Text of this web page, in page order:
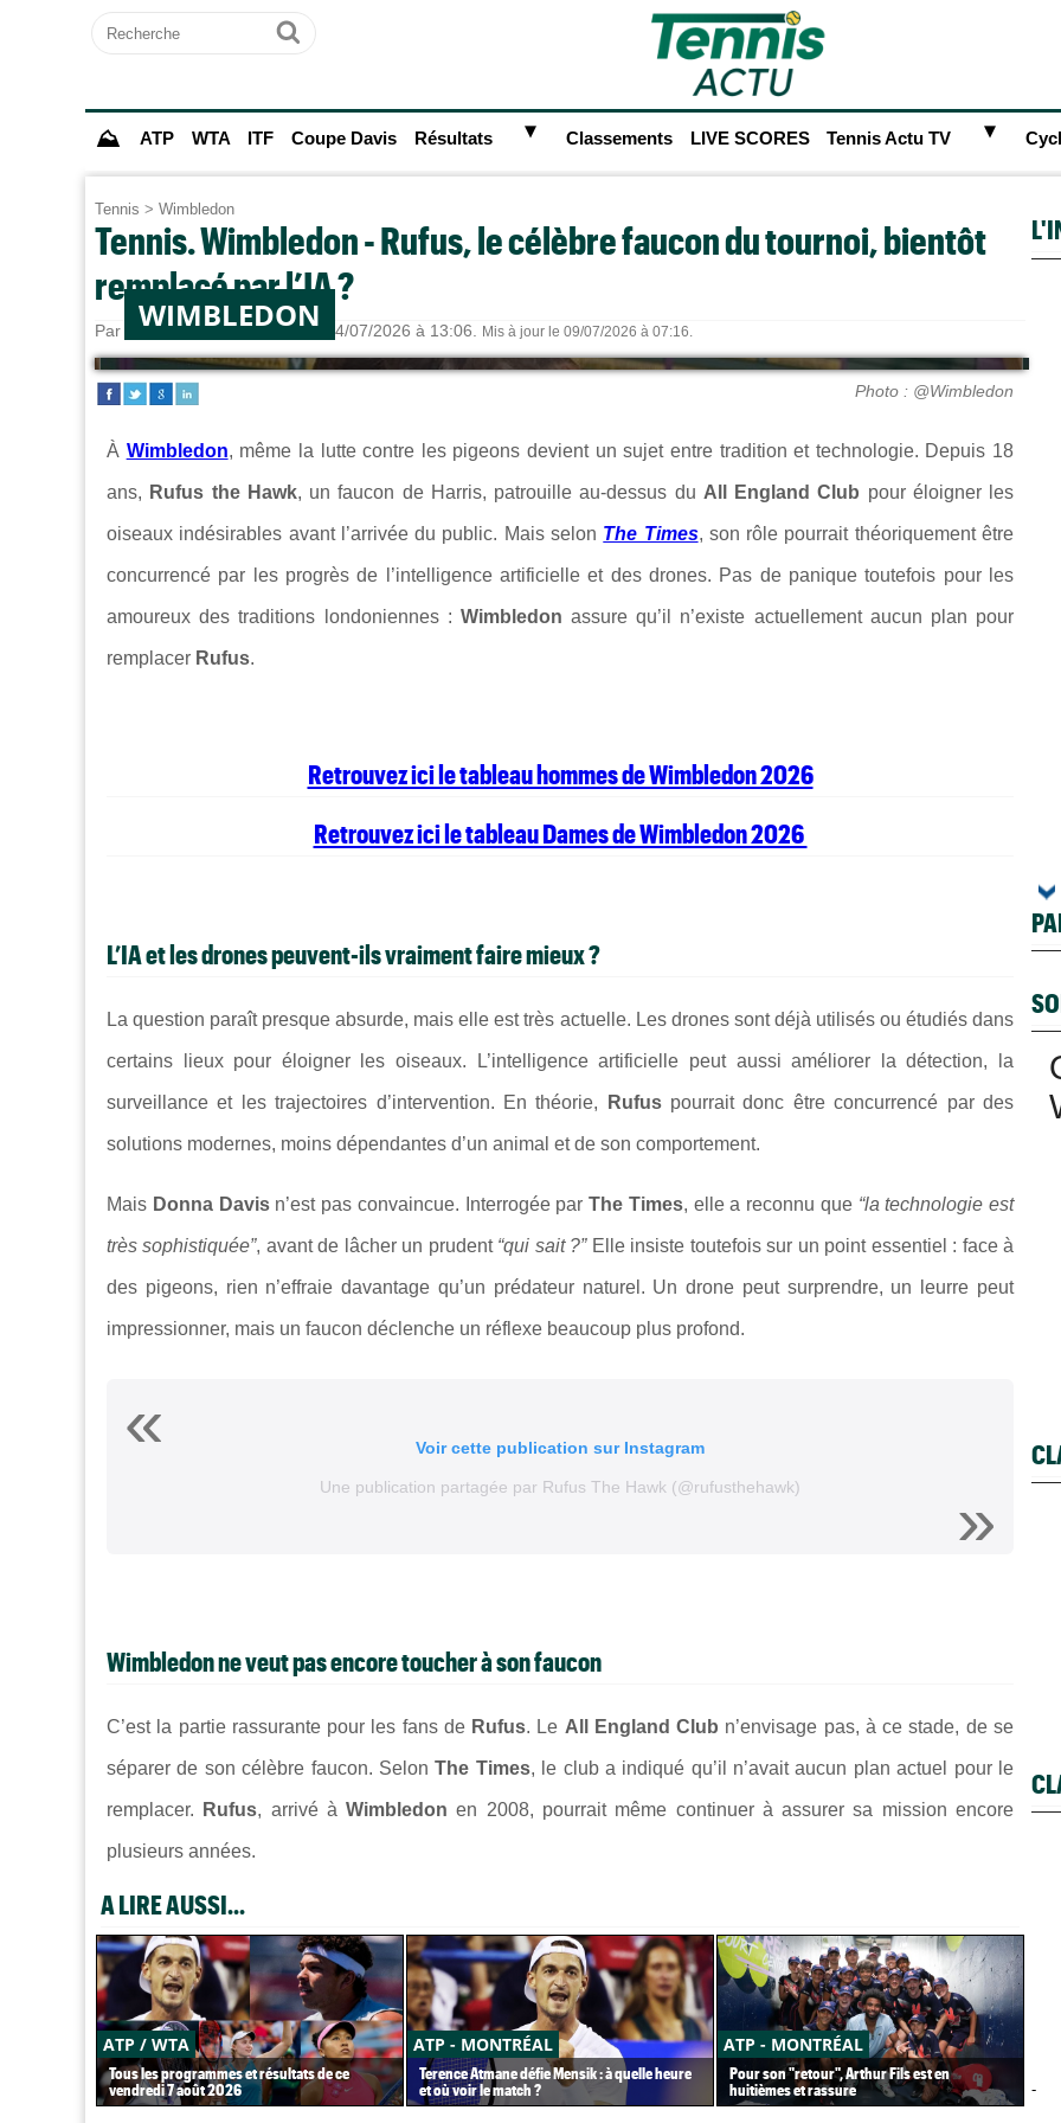
Recherche
Ok
⛰ ATP WTA ITF Coupe Davis Résultats ► Classements LIVE SCORES Tennis Actu TV ►
Tennis > Wimbledon
Tennis. Wimbledon - Rufus, le célèbre faucon du tournoi, bientôt
remplacé par l’IA ?
Par Alexandre HERCHEUX le 04/07/2026 à 13:06. Mis à jour le 09/07/2026 à 07:16.
WIMBLEDON
Photo : @Wimbledon
À Wimbledon, même la lutte contre les pigeons devient un sujet entre tradition et technologie. Depuis 18
ans, Rufus the Hawk, un faucon de Harris, patrouille au-dessus du All England Club pour éloigner les
oiseaux indésirables avant l’arrivée du public. Mais selon The Times, son rôle pourrait théoriquement être
concurrencé par les progrès de l’intelligence artificielle et des drones. Pas de panique toutefois pour les
amoureux des traditions londoniennes : Wimbledon assure qu’il n’existe actuellement aucun plan pour
remplacer Rufus.
Retrouvez ici le tableau hommes de Wimbledon 2026
Retrouvez ici le tableau Dames de Wimbledon 2026
L’IA et les drones peuvent-ils vraiment faire mieux ?
La question paraît presque absurde, mais elle est très actuelle. Les drones sont déjà utilisés ou étudiés dans
certains lieux pour éloigner les oiseaux. L’intelligence artificielle peut aussi améliorer la détection, la
surveillance et les trajectoires d’intervention. En théorie, Rufuspourrait donc être concurrencé par des
solutions modernes, moins dépendantes d’un animal et de son comportement.
Mais Donna Davisn’est pas convaincue. Interrogée par The Times, elle a reconnu que “la technologie est
très sophistiquée”, avant de lâcher un prudent “qui sait ?”Elle insiste toutefois sur un point essentiel : face à
des pigeons, rien n’effraie davantage qu’un prédateur naturel. Un drone peut surprendre, un leurre peut
impressionner, mais un faucon déclenche un réflexe beaucoup plus profond.
Voir cette publication sur Instagram
Une publication partagée par Rufus The Hawk (@rufusthehawk)
Wimbledon ne veut pas encore toucher à son faucon
C’est la partie rassurante pour les fans de Rufus. Le All England Club n’envisage pas, à ce stade, de se
séparer de son célèbre faucon. SelonThe Times, le club a indiqué qu’il n’avait aucun plan actuel pour le
remplacer. Rufus, arrivé àWimbledon en 2008, pourrait même continuer à assurer sa mission encore
plusieurs années.
A LIRE AUSSI...
ATP / WTA
Tous les programmes et résultats de ce
vendredi 7 août 2026
ATP - MONTRÉAL
Terence Atmane défie Mensik : à quelle heure
et où voir le match ?
ATP - MONTRÉAL
Pour son "retour", Arthur Fils est en
huitièmes et rassure
-